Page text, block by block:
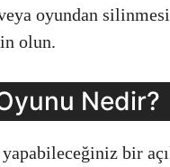
veya oyundan
olun.
Nedir?
bir